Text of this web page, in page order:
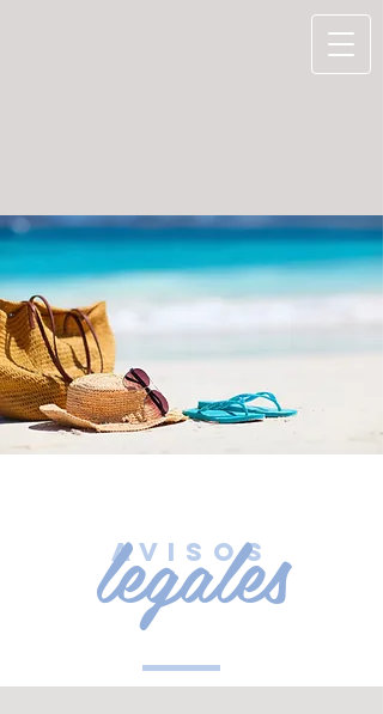
avisos
legales